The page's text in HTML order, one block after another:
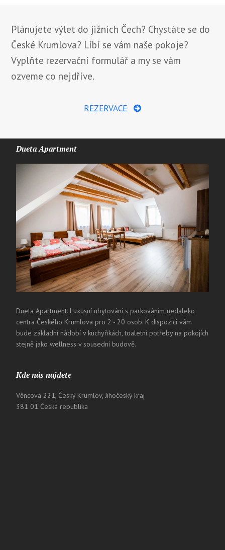
Plánujete výlet do jižních Čech? Chystáte se do
České Krumlova? Líbí se vám naše pokoje?
Vyplňte rezervační formulář a my se vám
ozveme co nejdříve.
REZERVACE
Dueta Apartment
Dueta Apartment. Luxusní ubytování s parkováním nedaleko
centra Českého Krumlova pro 2 - 20 osob. K dispozici vám
bude základní nádobí v kuchyňkách, toaletní potřeby na pokojích
stejně jako wellness v sousední budově.
Kde nás najdete
Věncova 221, Český Krumlov, Jihočeský kraj
381 01 Česká republika